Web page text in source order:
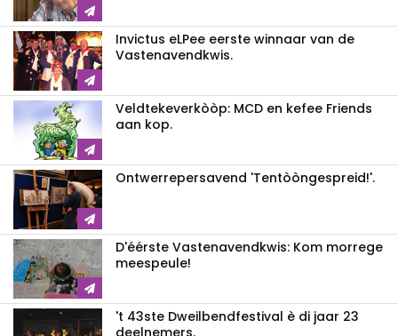
Invictus eLPee eerste winnaar van de
Vastenavendkwis.
Veldtekeverkòòp: MCD en kefee Friends
aan kop.
Ontwerrepersavend 'Tentòòngespreid!'.
D'éérste Vastenavendkwis: Kom morrege
meespeule!
't 43ste Dweilbendfestival è di jaar 23